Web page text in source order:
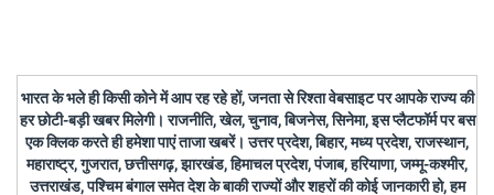
भारत के भले ही किसी कोने में आप रह रहे हों, जनता से रिश्ता वेबसाइट पर आपके राज्य की
हर छोटी-बड़ी खबर मिलेगी। राजनीति, खेल, चुनाव, बिजनेस, सिनेमा, इस प्लैटफॉर्म पर बस
एक क्लिक करते ही हमेशा पाएं ताजा खबरें। उत्तर प्रदेश, बिहार, मध्य प्रदेश, राजस्थान,
महाराष्ट्र, गुजरात, छत्तीसगढ़, झारखंड, हिमाचल प्रदेश, पंजाब, हरियाणा, जम्मू-कश्मीर,
उत्तराखंड, पश्चिम बंगाल समेत देश के बाकी राज्यों और शहरों की कोई जानकारी हो, हम